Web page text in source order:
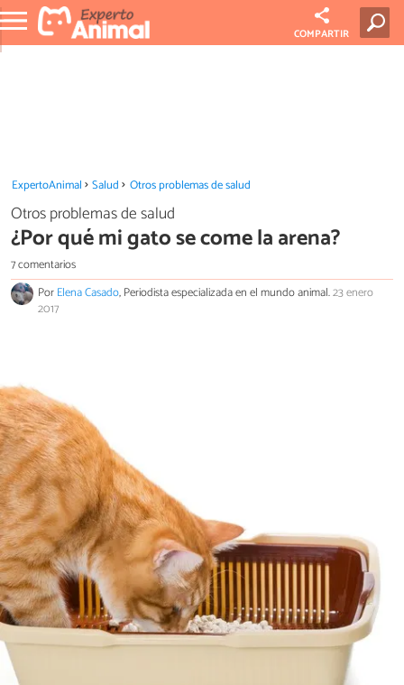
COMPARTIR
ExpertoAnimal Salud Otros problemas de salud
Otros problemas de salud
¿Por qué mi gato se come la arena?
7 comentarios
PorElena Casado, Periodista especializada en el mundo animal.23 enero
2017